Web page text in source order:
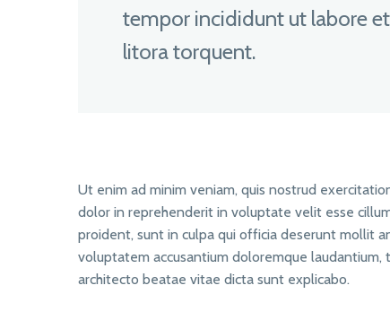
tempor incididunt ut labore
litora torquent.
Ut enim ad minim veniam, quis nostrud
dolor in reprehenderit in voluptate velit esse
proident, sunt in culpa qui officia deserunt mollit
voluptatem accusantium doloremque
architecto beatae vitae dicta sunt explicabo.